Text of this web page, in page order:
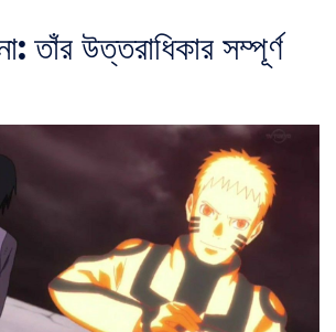
তাঁর উত্তরাধিকার সম্পূর্ণ